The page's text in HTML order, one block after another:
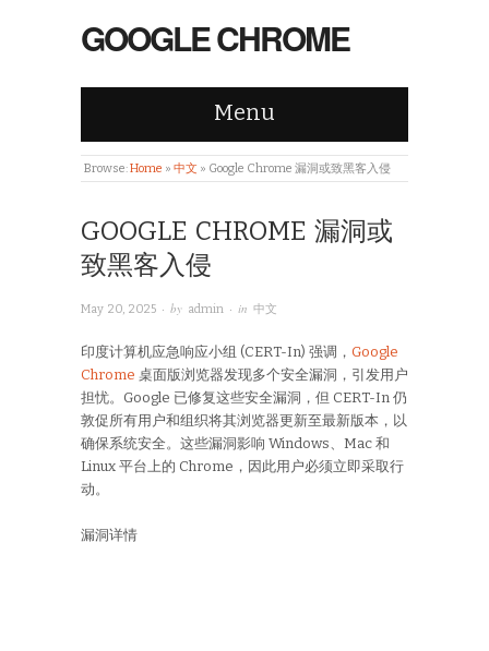
GOOGLE CHROME
Menu
Browse:Home » 中文 » Google Chrome 漏洞或致黑客入侵
GOOGLE CHROME 漏洞或
致黑客入侵
May 20, 2025 · by admin · in 中文
印度计算机应急响应小组 (CERT-In) 强调， Google
Chrome 桌面版浏览器发现多个安全漏洞，引发用户
担忧。Google 已修复这些安全漏洞，但 CERT-In 仍
敦促所有用户和组织将其浏览器更新至最新版本，以
确保系统安全。这些漏洞影响 Windows、Mac 和
Linux 平台上的 Chrome，因此用户必须立即采取行
动。
漏洞详情